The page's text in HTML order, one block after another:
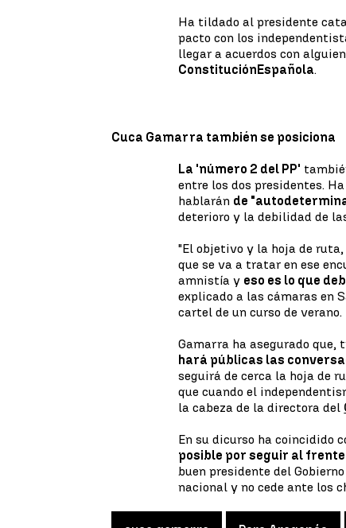
Ha tildado al presidente
pacto con los
llegar a acuerdos con
ConstituciónEspañola.
Cuca Gamarra también se posiciona
La 'número 2 del PP'
entre los dos presidentes.
hablarán de
deterioro y la debilidad de
"El objetivo y la hoja de ruta,
que se va a tratar en ese
amnistía y eso es lo que
explicado a las cámaras en
cartel de un curso de verano.
Gamarra ha asegurado que,
hará públicas las
seguirá de cerca la hoja de
que cuando el
la cabeza de la directora del
En su dicurso ha coincidido
posible por seguir al
buen presidente del
nacional y no cede ante los